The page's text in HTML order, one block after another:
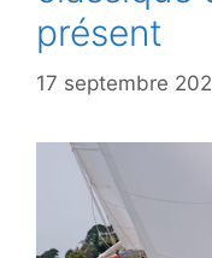
présent
17 septembre